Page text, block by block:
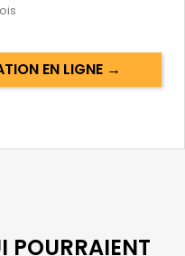
EN LIGNE →
POURRAIENT